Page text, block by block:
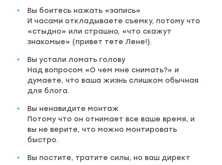
Вы боитесь нажать «запись»
И часами откладываете съемку, потому что
«стыдно» или страшно, «что скажут
знакомые» (привет тете Лене!).
Вы устали ломать голову
Над вопросом «О чем мне снимать?» и
думаете, что ваша жизнь слишком обычная
для блога.
Вы ненавидите монтаж
Потому что он отнимает все ваше время, и
вы не верите, что можно монтировать
быстро.
Вы постите, тратите силы, но ваш директ